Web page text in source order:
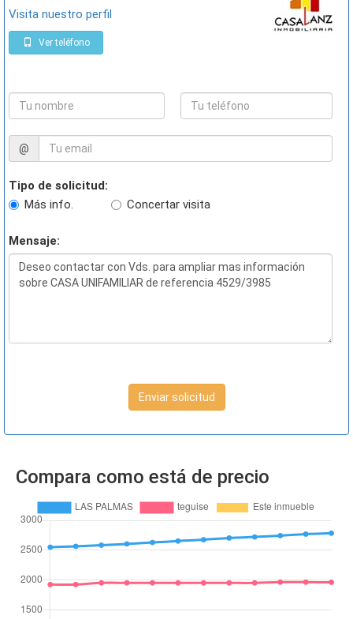
Visita nuestro perfil
Ver teléfono
@
Tipo de solicitud:
Más info.
Concertar visita
Mensaje:
Enviar solicitud
Compara como está de precio